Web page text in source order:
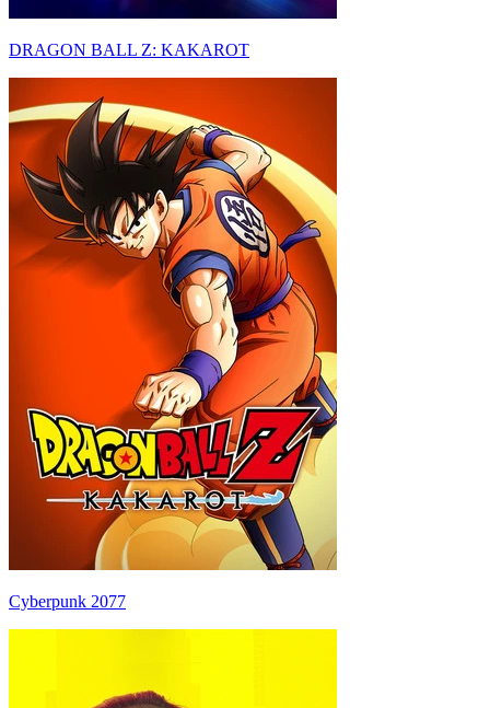
DRAGON BALL Z: KAKAROT
Cyberpunk 2077